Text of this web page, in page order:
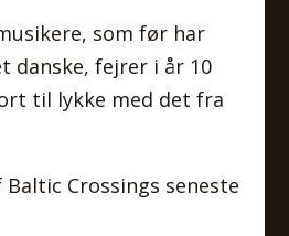
som før har
danske, fejrer i år 10
til lykke med det fra
Baltic Crossings seneste